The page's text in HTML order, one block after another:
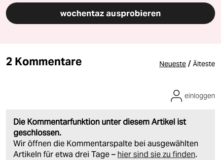
wochentaz ausprobieren
2 Kommentare Neueste / Älteste
Die Kommentarfunktion unter diesem Artikel ist
geschlossen.
Wir öffnen die Kommentarspalte bei ausgewählten
Artikeln für etwa drei Tage – hier sind sie zu finden.
einloggen